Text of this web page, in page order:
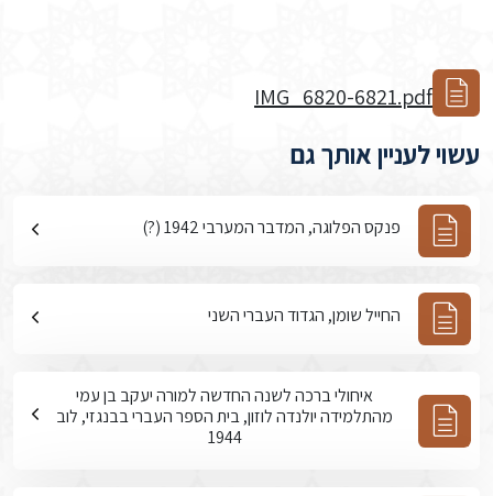
IMG_6820-6821.pdf
עשוי לעניין אותך גם
פנקס הפלוגה, המדבר המערבי 1942 (?)
החייל שומן, הגדוד העברי השני
איחולי ברכה לשנה החדשה למורה יעקב בן עמי
מהתלמידה יולנדה לוזון, בית הספר העברי בבנגזי, לוב
1944